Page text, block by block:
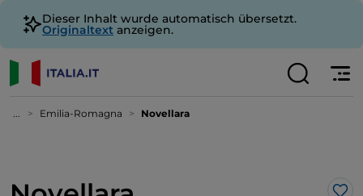
Dieser Inhalt wurde automatisch übersetzt.
Originaltext anzeigen.
... Emilia-Romagna Novellara